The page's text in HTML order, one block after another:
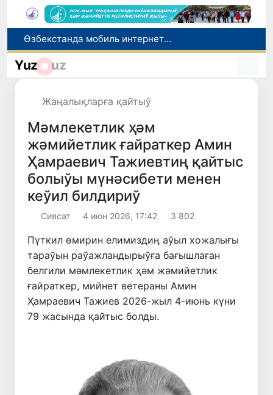
Өзбекстанда мобиль интернеттен пайдаланыўшылар саны 10 жылда 4,3 есеге өскен
Ташкентте Азия аўыр атлетика федерациясы Атқарыў комитетиниң мәжилиси болып өтти
Ташкент аўыр атлетика бойынша Азия чемпионатына таярланбақта
Yuz uz
Жаңалықларға қайтыў
Мәмлекетлик ҳәм
жәмийетлик ғайраткер Амин
Ҳамраевич Тажиевтиң қайтыс
болыўы мүнәсибети менен
кеўил билдириў
Сиясат 4 июн 2026, 17:42 3 802
Пүткил өмирин елимиздиң аўыл хожалығы
тараўын раўажландырыўға бағышлаған
белгили мәмлекетлик ҳәм жәмийетлик
ғайраткер, мийнет ветераны Амин
Ҳамраевич Тажиев 2026-жыл 4-июнь күни
79 жасында қайтыс болды.